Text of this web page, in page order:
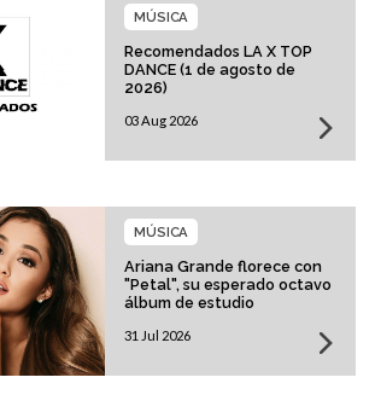
Recomendados LA X TOP
DANCE (1 de agosto de
2026)
MÚSICA
03 Aug 2026
Ariana Grande florece con
"Petal", su esperado octavo
álbum de estudio
MÚSICA
31 Jul 2026